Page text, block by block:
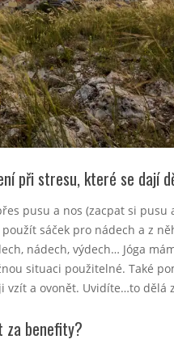
při stresu, které se dají
pusu a nos (zacpat si pusu
sáček pro nádech a z
nádech, výdech… Jóga
situaci použitelné. Také
a ovonět. Uvidíte…to dělá
za benefity?